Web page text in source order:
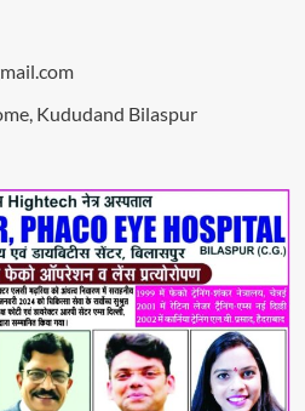
Kududand Bilaspur